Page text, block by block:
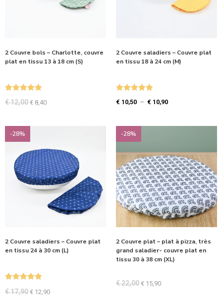
2 Couvre bols – Charlotte, couvre
plat en tissu 13 à 18 cm (S)
€12,00 € 8,40
2 Couvre saladiers – Couvre plat
en tissu 18 à 24 cm (M)
€ 10,50 – € 10,90
-28%
2 Couvre saladiers – Couvre plat
en tissu 24 à 30 cm (L)
€17,90 € 12,90
-28%
2 Couvre plat – plat à pizza, très
grand saladier- couvre plat en
tissu 30 à 38 cm (XL)
€22,00 € 15,90